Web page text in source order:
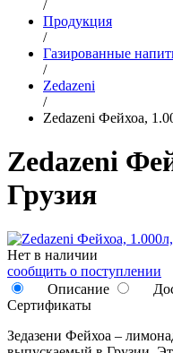
/
Продукция
/
Газированные
/
Zedazeni
/
Zedazeni Фейхоа,
Zedazeni
Грузия
Нет в наличии
сообщить о поступлении
Описание
Сертификаты
Зедазени Фейхоа –